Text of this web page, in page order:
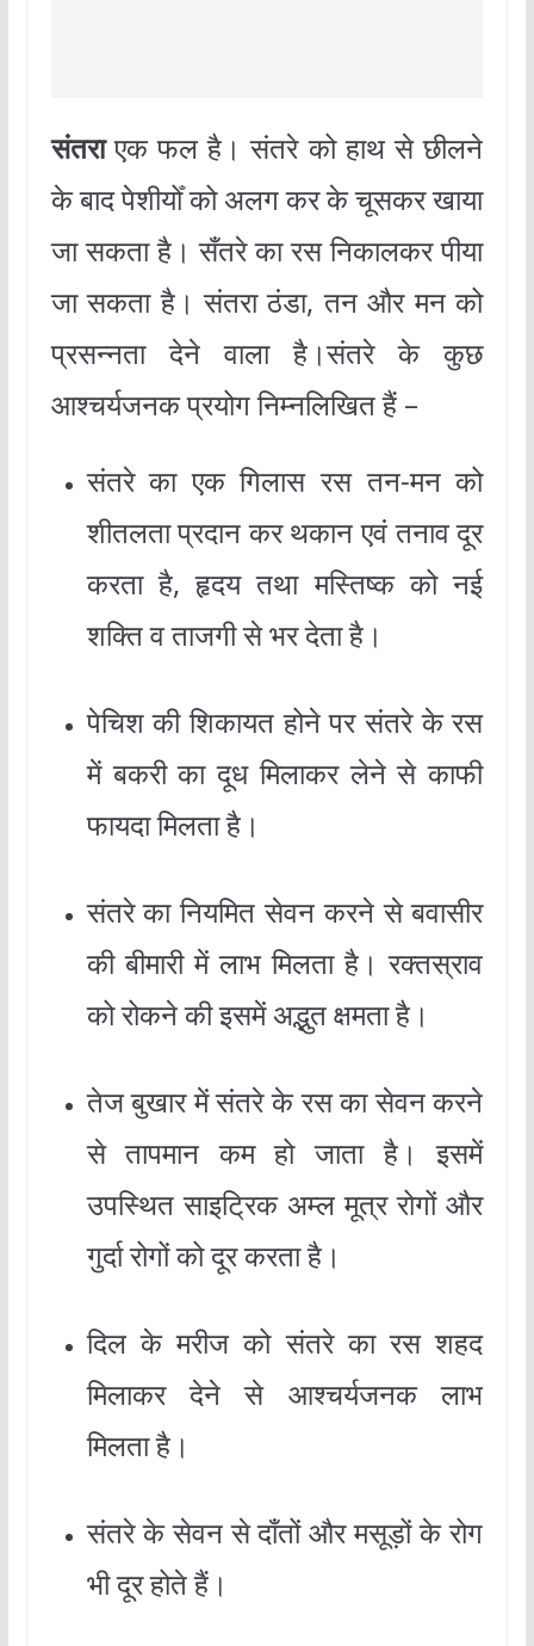
संतराएक फल है। संतरे को हाथ से छीलने
के बाद पेशीयोँ को अलग कर के चूसकर खाया
जा सकता है। सँतरे का रस निकालकर पीया
जा सकता है। संतरा ठंडा, तन और मन को
प्रसन्नता देने वाला है।संतरे के कुछ
आश्चर्यजनक प्रयोग निम्नलिखित हैं –
संतरे का एक गिलास रस तन-मन को
शीतलता प्रदान कर थकान एवं तनाव दूर
करता है, हृदय तथा मस्तिष्क को नई
शक्ति व ताजगी से भर देता है।
पेचिश की शिकायत होने पर संतरे के रस
में बकरी का दूध मिलाकर लेने से काफी
फायदा मिलता है।
संतरे का नियमित सेवन करने से बवासीर
की बीमारी में लाभ मिलता है। रक्तस्राव
को रोकने की इसमें अद्भुत क्षमता है।
तेज बुखार में संतरे के रस का सेवन करने
से तापमान कम हो जाता है। इसमें
उपस्थित साइट्रिक अम्ल मूत्र रोगों और
गुर्दा रोगों को दूर करता है।
दिल के मरीज को संतरे का रस शहद
मिलाकर देने से आश्चर्यजनक लाभ
मिलता है।
संतरे के सेवन से दाँतों और मसूड़ों के रोग
भी दूर होते हैं।